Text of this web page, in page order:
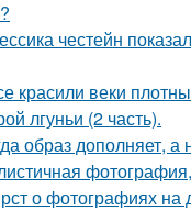
честейн
красили веки
лгуньи (2 часть).
образ дополняет, а
о фотографиях на